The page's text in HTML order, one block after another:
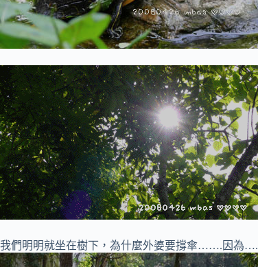
我們明明就坐在樹下，為什麼外婆要撐傘…….因為….